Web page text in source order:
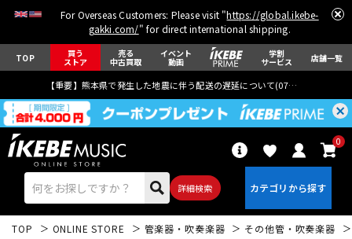
For Overseas Customers: Please visit "https://global.ikebe-
gakki.com/" for direct international shipping.
TOP 買う
ストア
売る
中古買取
イベント
動画
学割
サービス 店舗一覧
【重要】熊本県で発生した地震に伴う配送の遅延について(07月29日
詳細検索
0
TOP ONLINE STORE 管楽器・吹奏楽器 その他管・吹奏楽器